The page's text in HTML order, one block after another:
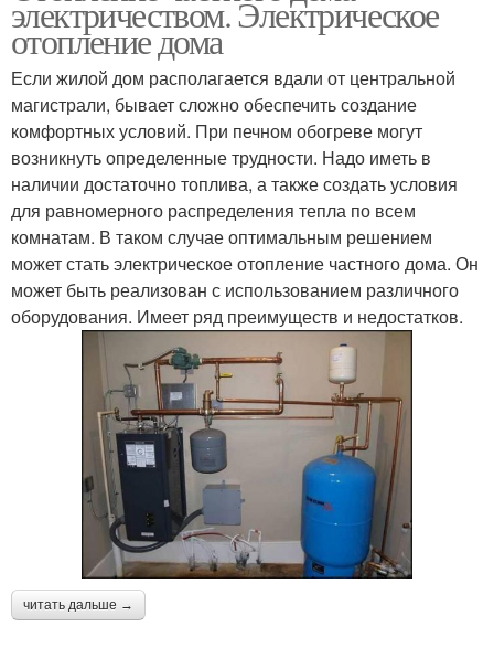
электричеством. Электрическое
отопление дома
Если жилой дом располагается вдали от центральной
магистрали, бывает сложно обеспечить создание
комфортных условий. При печном обогреве могут
возникнуть определенные трудности. Надо иметь в
наличии достаточно топлива, а также создать условия
для равномерного распределения тепла по всем
комнатам. В таком случае оптимальным решением
может стать электрическое отопление частного дома. Он
может быть реализован с использованием различного
оборудования. Имеет ряд преимуществ и недостатков.
читать дальше →